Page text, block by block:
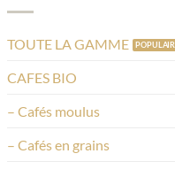
TOUTE LA GAMME
CAFES BIO
– Cafés moulus
– Cafés en grains